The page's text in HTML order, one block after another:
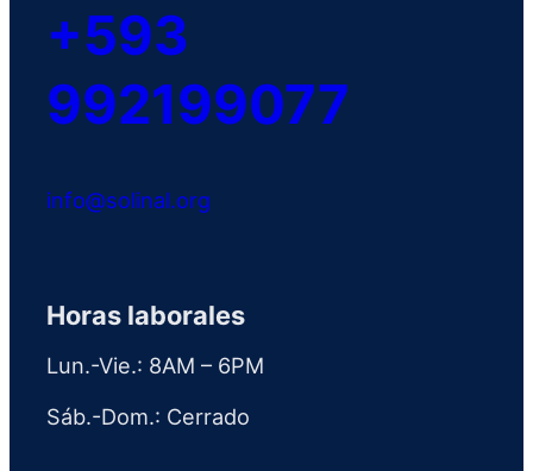
+593
992199077
info@solinal.org
Horas laborales
Lun.-Vie.: 8AM – 6PM
Sáb.-Dom.: Cerrado